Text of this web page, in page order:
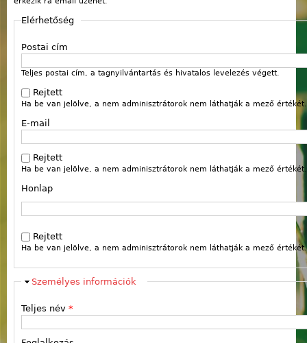
Elérhetőség
Postai cím
Teljes postai cím, a tagnyilvántartás és hivatalos levelezés végett.
Rejtett
Ha be van jelölve, a nem adminisztrátorok nem láthatják a mező értékét.
E-mail
Rejtett
Ha be van jelölve, a nem adminisztrátorok nem láthatják a mező értékét.
Honlap
Rejtett
Ha be van jelölve, a nem adminisztrátorok nem láthatják a mező értékét.
Elrejt
Személyes információk
Teljes név *